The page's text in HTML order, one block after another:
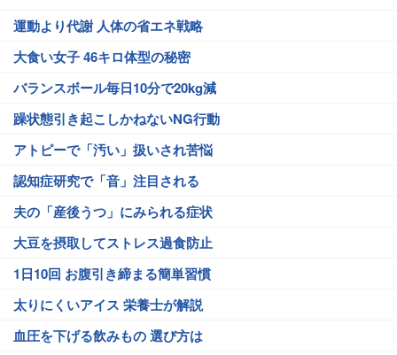
運動より代謝 人体の省エネ戦略
大食い女子 46キロ体型の秘密
バランスボール毎日10分で20kg減
躁状態引き起こしかねないNG行動
アトピーで「汚い」扱いされ苦悩
認知症研究で「音」注目される
夫の「産後うつ」にみられる症状
大豆を摂取してストレス過食防止
1日10回 お腹引き締まる簡単習慣
太りにくいアイス 栄養士が解説
血圧を下げる飲みもの 選び方は